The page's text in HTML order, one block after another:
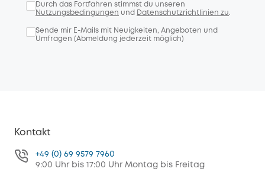
Durch das Fortfahren stimmst du unseren
Nutzungsbedingungen und Datenschutzrichtlinien zu.
Sende mir E-Mails mit Neuigkeiten, Angeboten und
Umfragen (Abmeldung jederzeit möglich)
Kontakt
+49 (0) 69 9579 7960
9:00 Uhr bis 17:00 Uhr Montag bis Freitag